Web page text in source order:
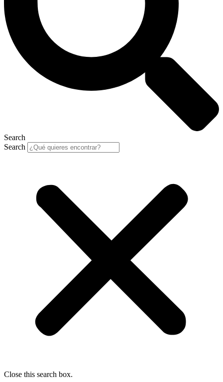
Search
Search
Close this search box.